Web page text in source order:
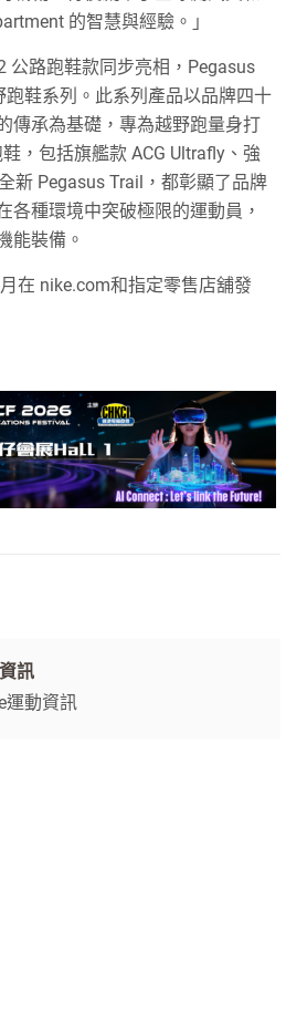
的智慧與經驗。」
公路跑鞋款同步亮相，Pegasus
跑鞋系列。此系列產品以品牌四十
傳承為基礎，專為越野跑量身打
，包括旗艦款 ACG Ultrafly、強
新 Pegasus Trail，都彰顯了品牌
各種環境中突破極限的運動員，
能裝備。
在 nike.com和指定零售店舖發
訊
運動資訊